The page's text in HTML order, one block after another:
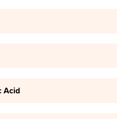
Acid